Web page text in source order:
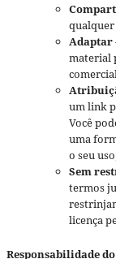
Adaptar
material
um link
Você
uma
o seu
Sem
termos
licença
Responsabilidade